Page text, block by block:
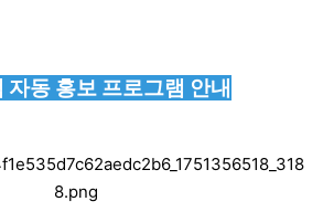
자동 홍보 프로그램 안내